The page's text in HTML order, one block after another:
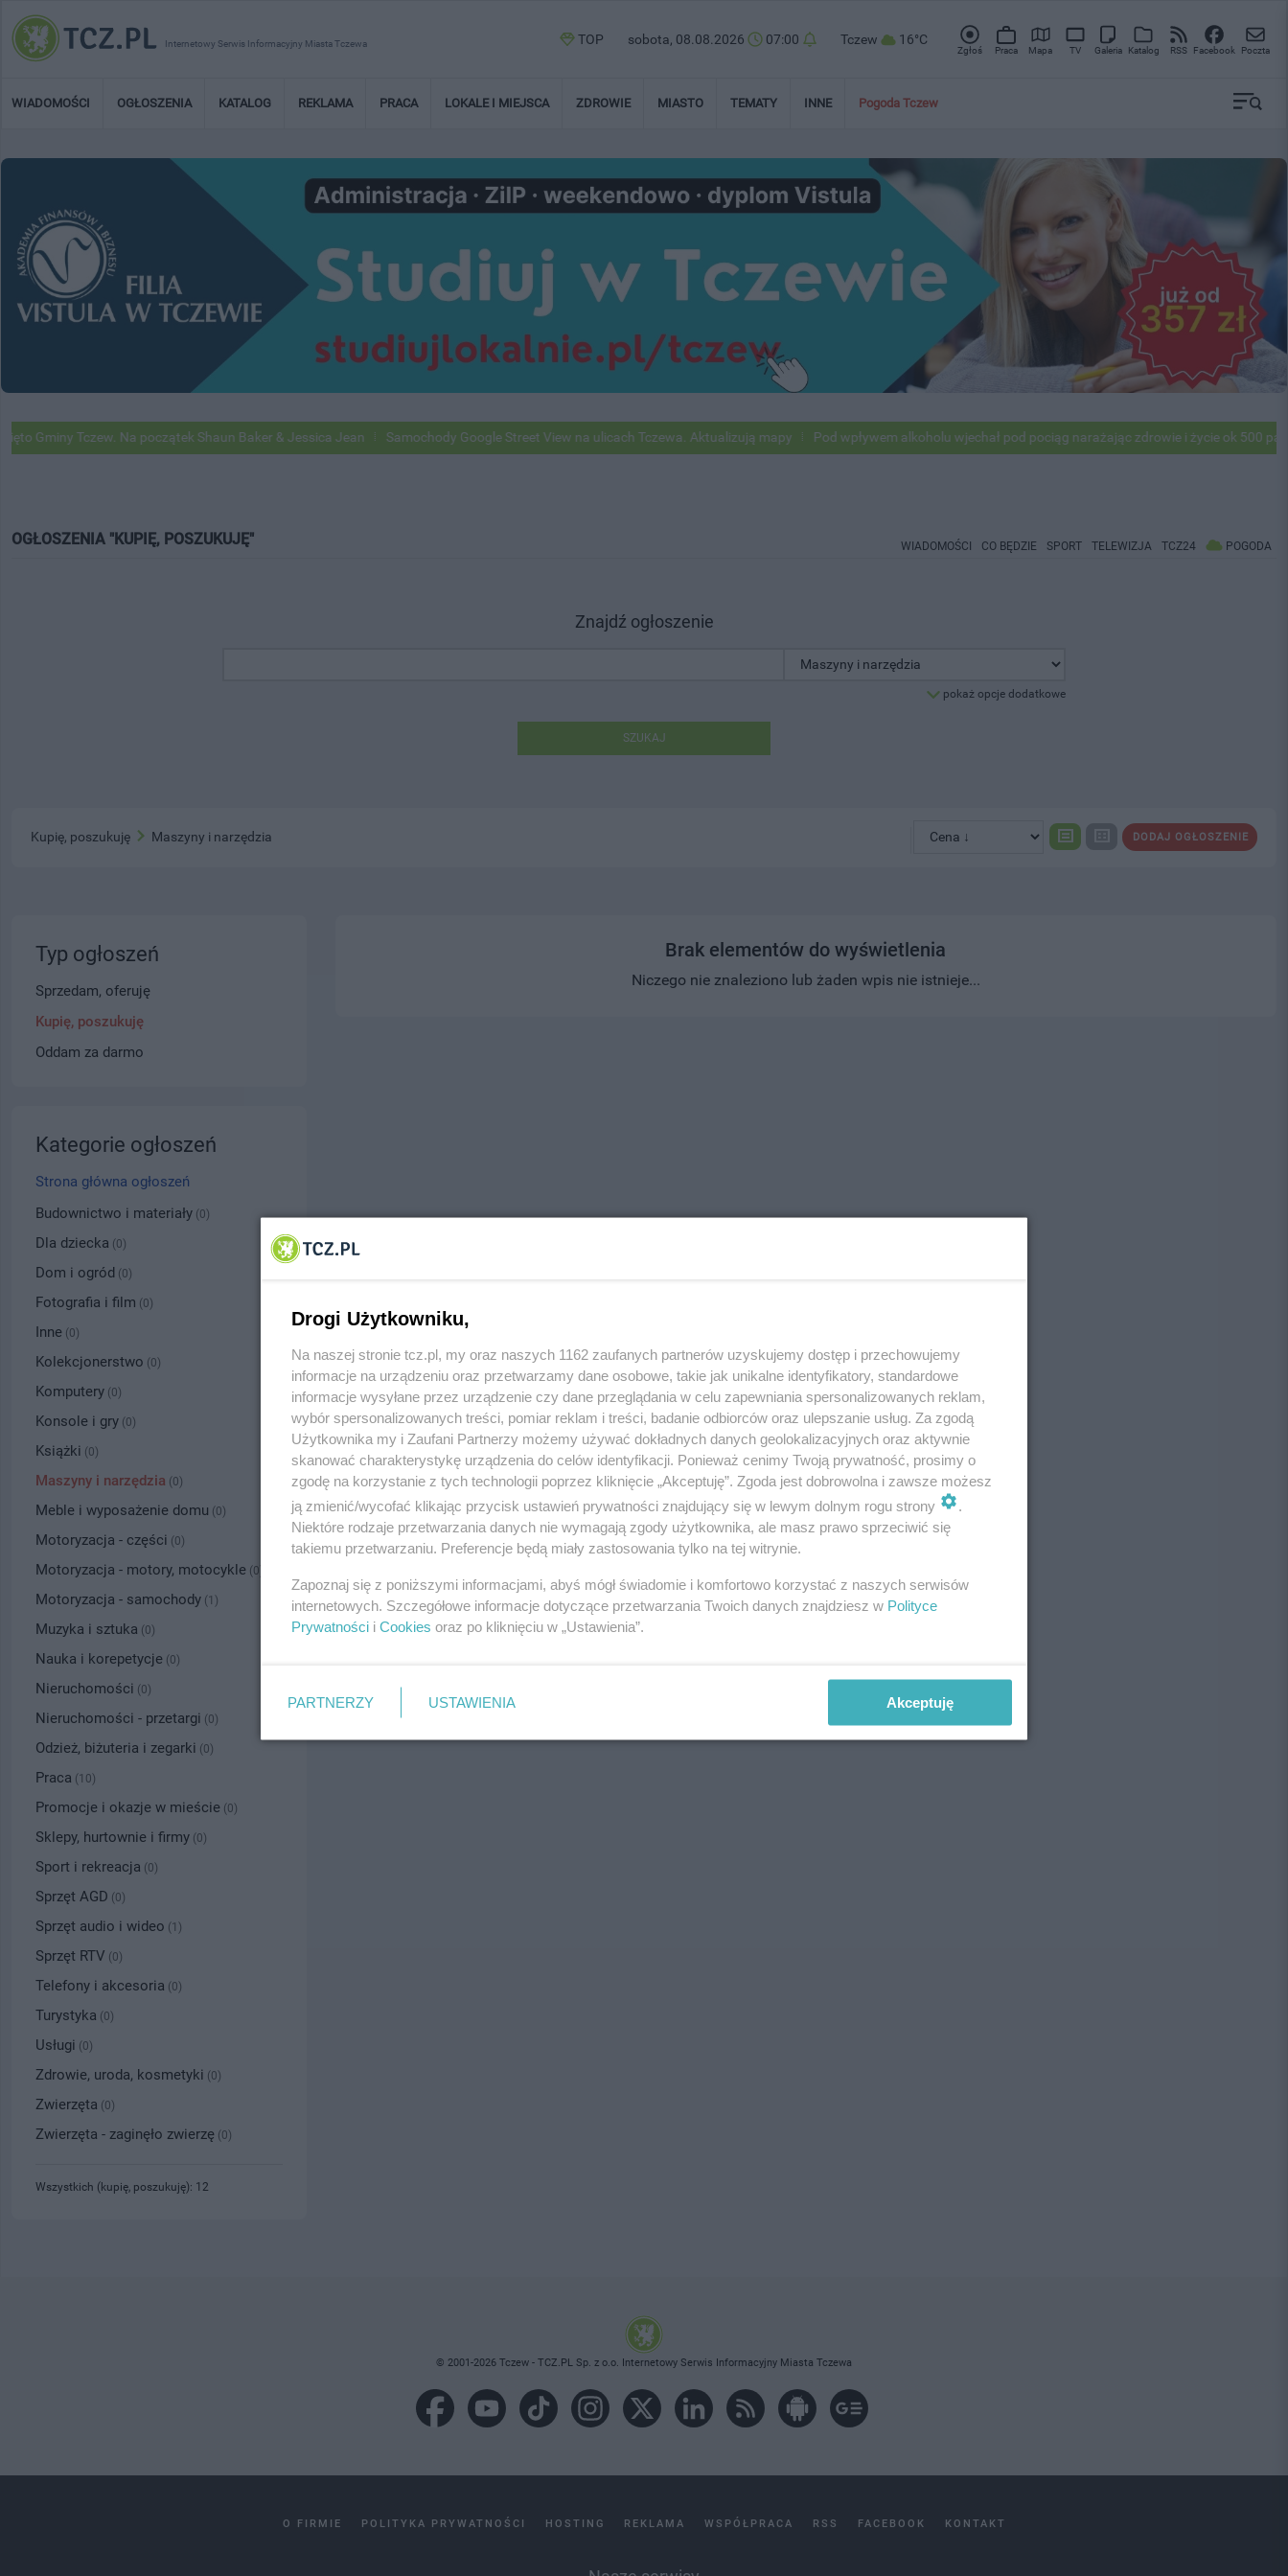
Internetowy Serwis Informacyjny Miasta Tczewa TOP sobota, 08.08.2026 07:00 Tczew 16°C
Zgłoś Praca Mapa TV Galeria Katalog RSS Facebook Poczta
WIADOMOŚCI OGŁOSZENIA KATALOG REKLAMA PRACA LOKALE I MIEJSCA ZDROWIE MIASTO TEMATY INNE Pogoda Tczew
Tczew. Na początek Shaun Baker & Jessica Jean Samochody Google Street View na ulicach Tczewa. Aktualizują mapy Pod wpływem alkoholu wjechał pod pociąg narażając zdrowie i życie ok 500
OGŁOSZENIA "KUPIĘ, POSZUKUJĘ" WIADOMOŚCI CO BĘDZIE SPORT TELEWIZJA TCZ24 POGODA
Znajdź ogłoszenie
pokaż opcje dodatkowe
SZUKAJ
DODAJ OGŁOSZENIE
Kupię, poszukuję Maszyny i narzędzia
Brak elementów do wyświetlenia
Niczego nie znaleziono lub żaden wpis nie istnieje...
Typ ogłoszeń
Sprzedam, oferuję
Kupię, poszukuję
Oddam za darmo
Kategorie ogłoszeń
Strona główna ogłoszeń
Budownictwo i materiały (0)
Dla dziecka (0)
Dom i ogród (0)
Fotografia i film (0)
Inne (0)
Kolekcjonerstwo (0)
Komputery (0)
Konsole i gry (0)
Książki (0)
Maszyny i narzędzia (0)
Meble i wyposażenie domu (0)
Motoryzacja - części (0)
Motoryzacja - motory, motocykle (0)
Motoryzacja - samochody (1)
Muzyka i sztuka (0)
Nauka i korepetycje (0)
Nieruchomości (0)
Nieruchomości - przetargi (0)
Odzież, biżuteria i zegarki (0)
Praca (10)
Promocje i okazje w mieście (0)
Sklepy, hurtownie i firmy (0)
Sport i rekreacja (0)
Sprzęt AGD (0)
Sprzęt audio i wideo (1)
Sprzęt RTV (0)
Telefony i akcesoria (0)
Turystyka (0)
Usługi (0)
Zdrowie, uroda, kosmetyki (0)
Zwierzęta (0)
Zwierzęta - zaginęło zwierzę (0)
Wszystkich (kupię, poszukuję): 12
© 2001-2026 Tczew - TCZ.PL Sp. z o.o. Internetowy Serwis Informacyjny Miasta Tczewa
O FIRMIE POLITYKA PRYWATNOŚCI HOSTING REKLAMA WSPÓŁPRACA RSS FACEBOOK KONTAKT
Drogi Użytkowniku,
Na naszej stronie tcz.pl, my oraz naszych 1162 zaufanych partnerów uzyskujemy dostęp i przechowujemy
informacje na urządzeniu oraz przetwarzamy dane osobowe, takie jak unikalne identyfikatory, standardowe
informacje wysyłane przez urządzenie czy dane przeglądania w celu zapewniania spersonalizowanych reklam,
wybór spersonalizowanych treści, pomiar reklam i treści, badanie odbiorców oraz ulepszanie usług. Za zgodą
Użytkownika my i Zaufani Partnerzy możemy używać dokładnych danych geolokalizacyjnych oraz aktywnie
skanować charakterystykę urządzenia do celów identyfikacji. Ponieważ cenimy Twoją prywatność, prosimy o
zgodę na korzystanie z tych technologii poprzez kliknięcie „Akceptuję”. Zgoda jest dobrowolna i zawsze możesz
ją zmienić/wycofać klikając przycisk ustawień prywatności znajdujący się w lewym dolnym rogu strony
Niektóre rodzaje przetwarzania danych nie wymagają zgody użytkownika, ale masz prawo sprzeciwić się
takiemu przetwarzaniu. Preferencje będą miały zastosowania tylko na tej witrynie.
Zapoznaj się z poniższymi informacjami, abyś mógł świadomie i komfortowo korzystać z naszych serwisów
internetowych. Szczegółowe informacje dotyczące przetwarzania Twoich danych znajdziesz w Polityce
Prywatności i Cookies oraz po kliknięciu w „Ustawienia”.
PARTNERZY USTAWIENIA Akceptuję